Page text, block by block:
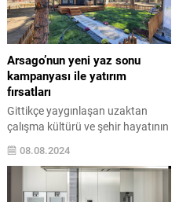
söyleşide, Tifa Studio Kurucusu
yüksek mimar Mohamed
Abdellatif (Tifa) ve Urban Atölye
Kurucusu yüksek mimar Nilüfer
Kozikoğlu konuşmacı olarak yer
aldı. İDEALİST...
Arsago’nun yeni yaz sonu
kampanyası ile yatırım
fırsatları
Gittikçe yaygınlaşan uzaktan
çalışma kültürü ve şehir hayatının
yoğun temposundan kaçış, beyaz
yakalılar arasında doğayla iç içe,
daha sakin bir yaşam arayışını
tetikliyor. Türkiye’nin önde gelen
08.08.2024